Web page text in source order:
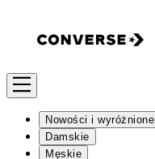
Nowości i wyróżnione
Damskie
Męskie